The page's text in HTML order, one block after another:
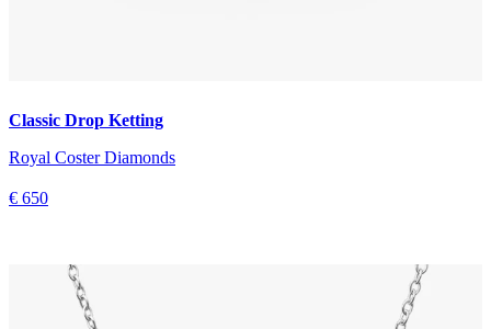
Classic Drop Ketting
Royal Coster Diamonds
€ 650